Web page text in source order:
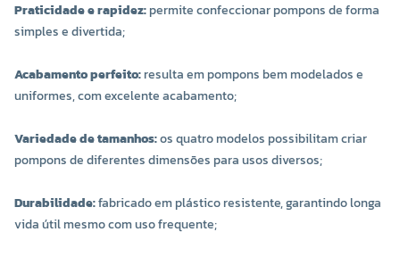
Praticidade e rapidez:permite confeccionar pompons de forma
simples e divertida;
Acabamento perfeito:resulta em pompons bem modelados e
uniformes, com excelente acabamento;
Variedade de tamanhos:os quatro modelos possibilitam criar
pompons de diferentes dimensões para usos diversos;
Durabilidade:fabricado em plástico resistente, garantindo longa
vida útil mesmo com uso frequente;